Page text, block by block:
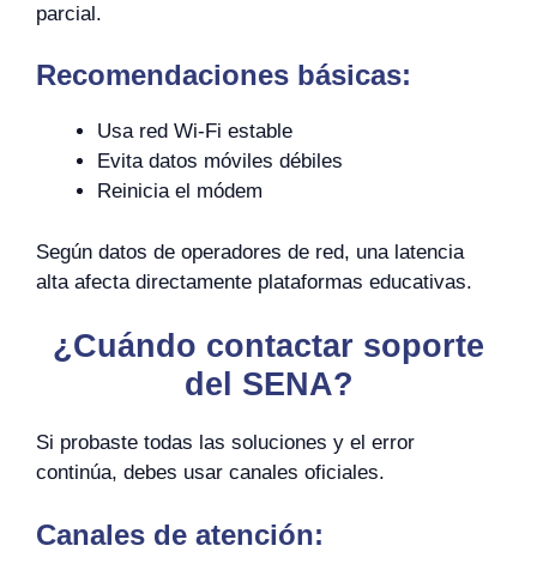
parcial.
Recomendaciones básicas:
Usa red Wi-Fi estable
Evita datos móviles débiles
Reinicia el módem
Según datos de operadores de red, una latencia
alta afecta directamente plataformas educativas.
¿Cuándo contactar soporte
del SENA?
Si probaste todas las soluciones y el error
continúa, debes usar canales oficiales.
Canales de atención: